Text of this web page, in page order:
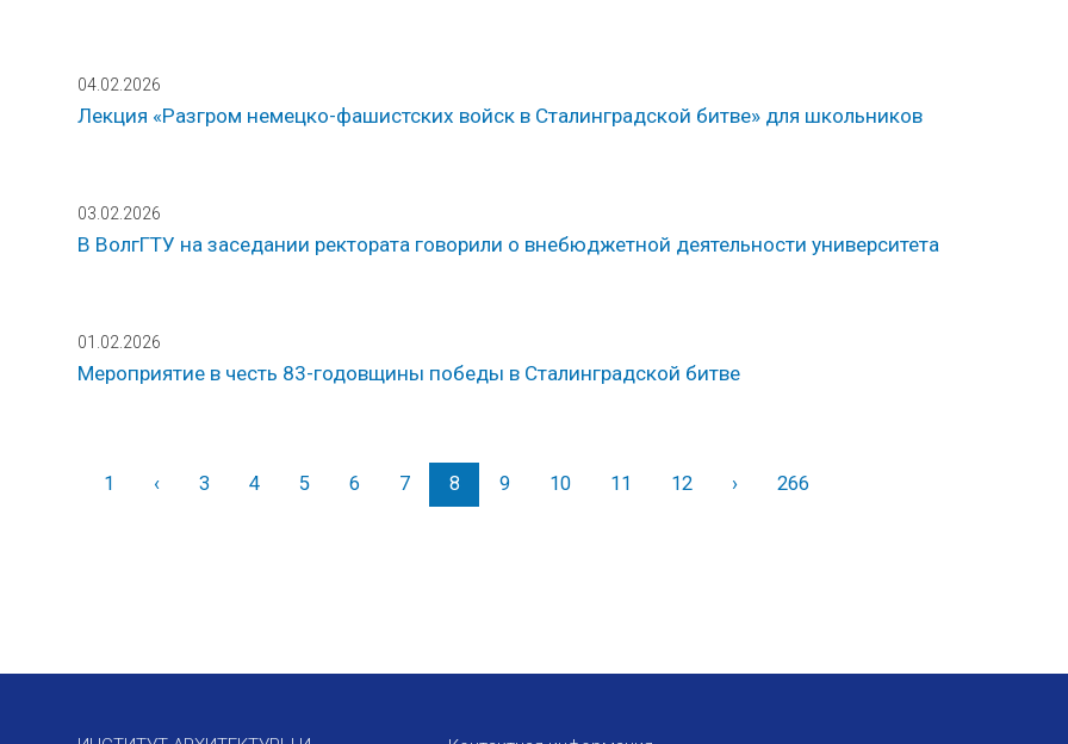
04.02.2026
Лекция «Разгром немецко-фашистских войск в Сталинградской битве» для школьников
03.02.2026
В ВолгГТУ на заседании ректората говорили о внебюджетной деятельности университета
01.02.2026
Мероприятие в честь 83-годовщины победы в Сталинградской битве
1 ‹Назад
3 4 5 6 7 8 9 10 11 12 ›Вперед
266